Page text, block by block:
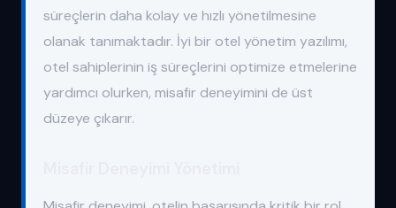
süreçlerin daha kolay ve hızlı yönetilmesine
olanak tanımaktadır. İyi bir otel yönetim yazılımı,
otel sahiplerinin iş süreçlerini optimize etmelerine
yardımcı olurken, misafir deneyimini de üst
düzeye çıkarır.